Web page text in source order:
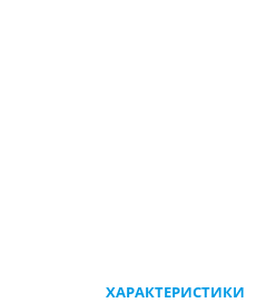
ХАРАКТЕРИСТИКИ